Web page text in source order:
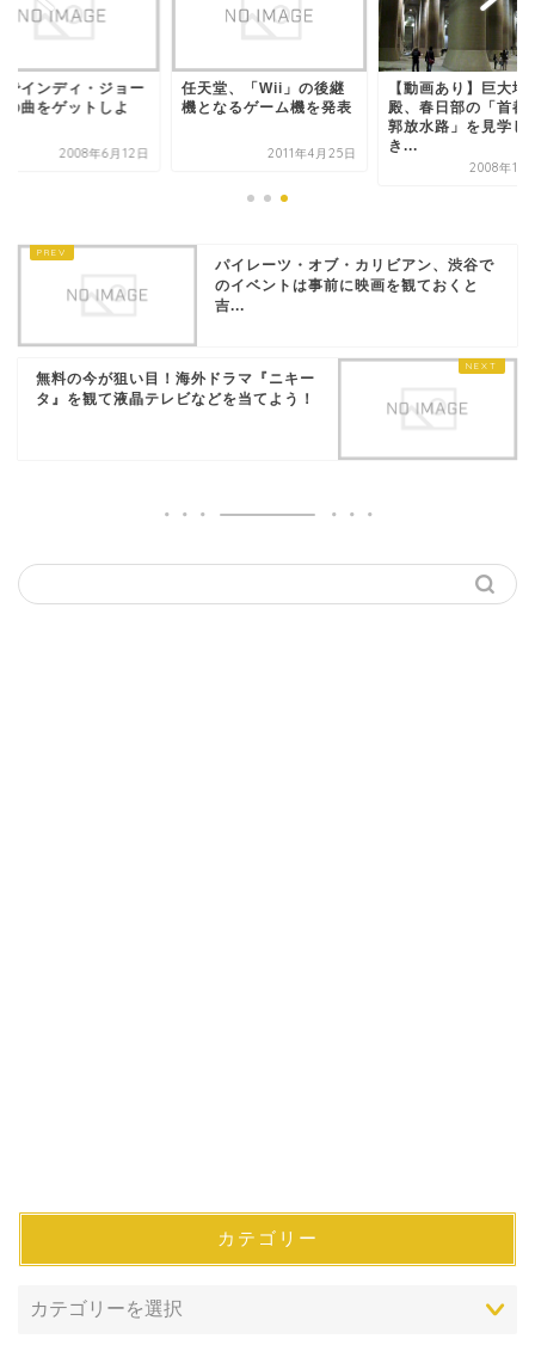
でインディ・ジョー
の曲をゲットしよ
2008年6月12日
任天堂、「Wii」の後継
機となるゲーム機を発表
2011年4月25日
【動画あり】巨大地
殿、春日部の「首都
郭放水路」を見学し
き...
2008年11
パイレーツ・オブ・カリビアン、渋谷で
のイベントは事前に映画を観ておくと
吉...
無料の今が狙い目！海外ドラマ『ニキー
タ』を観て液晶テレビなどを当てよう！
カテゴリー